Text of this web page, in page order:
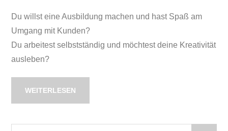
Du willst eine Ausbildung machen und hast Spaß am
Umgang mit Kunden?
Du arbeitest selbstständig und möchtest deine Kreativität
ausleben?
WEITERLESEN